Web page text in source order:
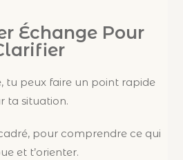
Échange Pour
tu peux faire un point rapide
ta situation.
pour comprendre ce qui
et t’orienter.